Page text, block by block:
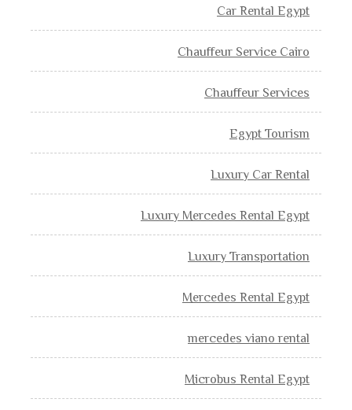
Car Rental Egypt
Chauffeur Service Cairo
Chauffeur Services
Egypt Tourism
Luxury Car Rental
Luxury Mercedes Rental Egypt
Luxury Transportation
Mercedes Rental Egypt
mercedes viano rental
Microbus Rental Egypt